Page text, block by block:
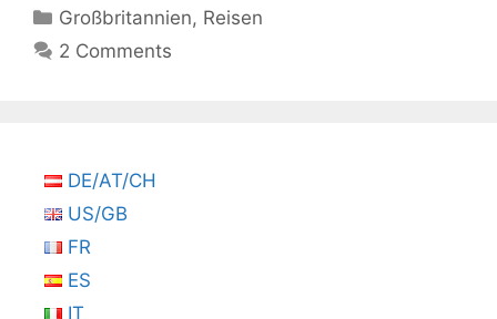
Kategorien
Großbritannien, Reisen
2 Comments
DE/AT/CH
US/GB
FR
ES
IT